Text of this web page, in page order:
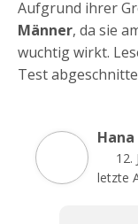
Aufgrund ihrer
Männer, da sie
wuchtig wirkt.
Test
12.
letzte